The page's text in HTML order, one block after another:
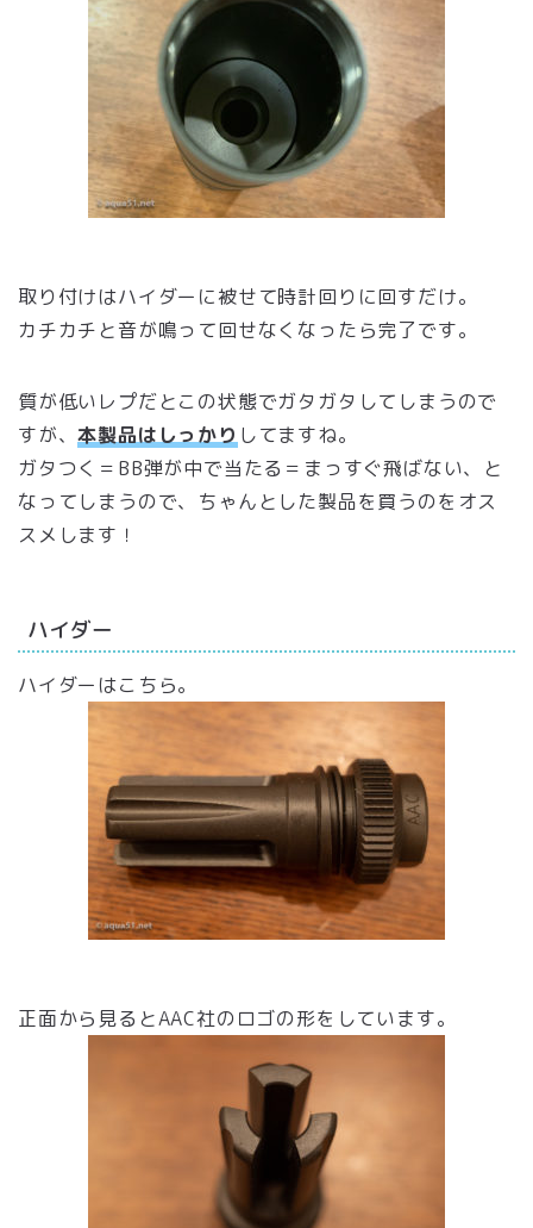
取り付けはハイダーに被せて時計回りに回すだけ。
カチカチと音が鳴って回せなくなったら完了です。
質が低いレプだとこの状態でガタガタしてしまうので
すが、本製品はしっかり してますね。
ガタつく＝BB弾が中で当たる＝まっすぐ飛ばない、と
なってしまうので、ちゃんとした製品を買うのをオス
スメします！
ハイダー
ハイダーはこちら。
正面から見るとAAC社のロゴの形をしています。